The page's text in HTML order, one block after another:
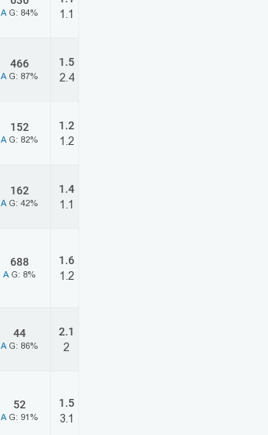
A G: 84%
1.1
466
A G: 87%
1.5
2.4
152
A G: 82%
1.2
1.2
162
A G: 42%
1.4
1.1
688
A G: 8%
1.6
1.2
44
A G: 86%
2.1
2
52
A G: 91%
1.5
3.1